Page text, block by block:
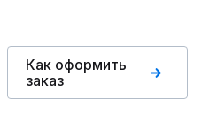
Как оформить
заказ